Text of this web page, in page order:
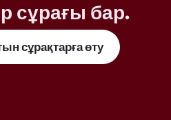
сұрағы бар.
сұрақтарға өту